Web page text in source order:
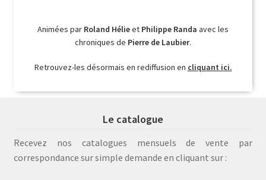
Animées par Roland Hélieet Philippe Randa avec les
chroniques de Pierre de Laubier.
Retrouvez-les désormais en rediffusion en cliquant ici.
Le catalogue
Recevez nos catalogues mensuels de vente par
correspondance sur simple demande en cliquant sur :